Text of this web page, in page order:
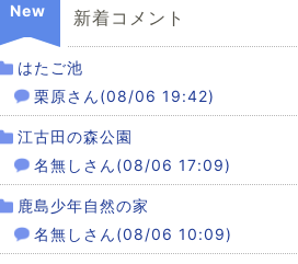
New 新着コメント
はたご池
栗原さん(08/06 19:42)
江古田の森公園
名無しさん(08/06 17:09)
鹿島少年自然の家
名無しさん(08/06 10:09)